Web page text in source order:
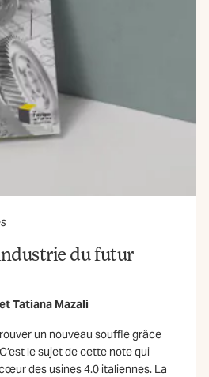
du futur
etTatiana Mazali
un nouveau souffle grâce
le sujet de cette note qui
des usines 4.0 italiennes. La